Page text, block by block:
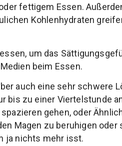
fettigem Essen.
Kohlenhydraten
um das
beim Essen.
auch eine sehr schwere
bis zu einer Viertelstunde
gehen, oder
Magen zu beruhigen
ja nichts mehr isst.